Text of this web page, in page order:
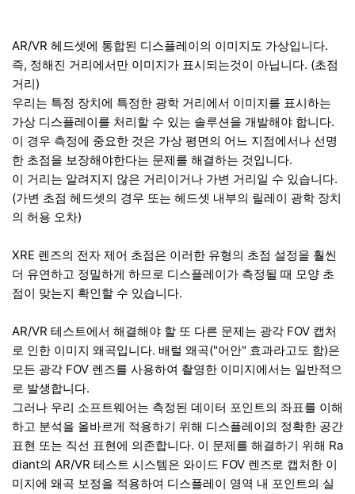
AR/VR 헤드셋에 통합된 디스플레이의 이미지도 가상입니다.
즉, 정해진 거리에서만 이미지가 표시되는것이 아닙니다. (초점
거리)
우리는 특정 장치에 특정한 광학 거리에서 이미지를 표시하는
가상 디스플레이를 처리할 수 있는 솔루션을 개발해야 합니다.
이 경우 측정에 중요한 것은 가상 평면의 어느 지점에서나 선명
한 초점을 보장해야한다는 문제를 해결하는 것입니다.
이 거리는 알려지지 않은 거리이거나 가변 거리일 수 있습니다.
(가변 초점 헤드셋의 경우 또는 헤드셋 내부의 릴레이 광학 장치
의 허용 오차)
XRE 렌즈의 전자 제어 초점은 이러한 유형의 초점 설정을 훨씬
더 유연하고 정밀하게 하므로 디스플레이가 측정될 때 모양 초
점이 맞는지 확인할 수 있습니다.
AR/VR 테스트에서 해결해야 할 또 다른 문제는 광각 FOV 캡처
로 인한 이미지 왜곡입니다. 배럴 왜곡("어안" 효과라고도 함)은
모든 광각 FOV 렌즈를 사용하여 촬영한 이미지에서는 일반적으
로 발생합니다.
그러나 우리 소프트웨어는 측정된 데이터 포인트의 좌표를 이해
하고 분석을 올바르게 적용하기 위해 디스플레이의 정확한 공간
표현 또는 직선 표현에 의존합니다. 이 문제를 해결하기 위해 Ra
diant의 AR/VR 테스트 시스템은 와이드 FOV 렌즈로 캡처한 이
미지에 왜곡 보정을 적용하여 디스플레이 영역 내 포인트의 실